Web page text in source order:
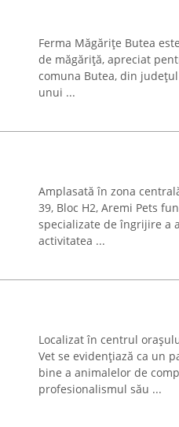
Ferma Măgărițe Butea
de măgăriță, apreciat
comuna Butea, din
unui ...
Amplasată în zona
39, Bloc H2, Aremi Pets
specializate de îngrijire a
activitatea ...
Localizat în centrul
Vet se evidențiază ca un
bine a animalelor de
profesionalismul său ...